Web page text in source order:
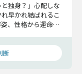
独身？」心配しな
早かれ結ばれるこ
、性格から運命が
断